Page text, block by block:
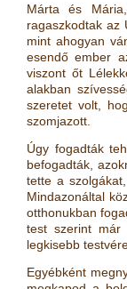
Márta és
ragaszkodtak az
mint ahogyan
esendő ember
viszont őt
alakban
szeretet volt,
szomjazott.
Úgy fogadták
befogadták,
tette a
Mindazonáltal
otthonukban
test szerint már
legkisebb
Egyébként